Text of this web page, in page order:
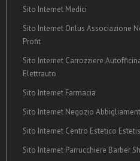
Sito Internet Medici
Sito Internet Onlus Associazione
Profit
Sito Internet Carrozziere
Elettrauto
Sito Internet Farmacia
Sito Internet Negozio
Sito Internet Centro Estetico
Sito Internet Parrucchiere Barber